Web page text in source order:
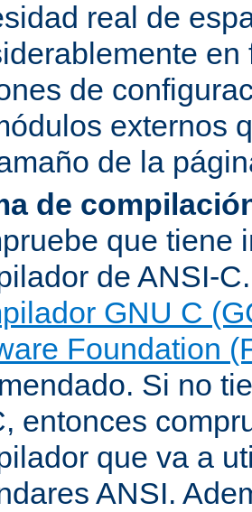
real de
en
de
externos
de la
de
que tiene
de ANSI-
GNU C
Foundation
Si no
entonces
que va a
ANSI.